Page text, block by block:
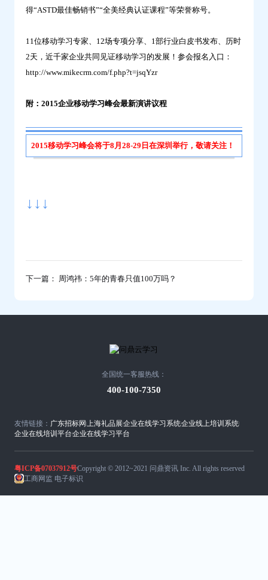
得“ASTD最佳畅销书”“全美经典认证课程”等荣誉称号。
11位移动学习专家、12场专项分享、1部行业白皮书发布、历时
2天，近千家企业共同见证移动学习的发展！参会报名入口：
http://www.mikecrm.com/f.php?t=jsqYzr
附：2015企业移动学习峰会最新演讲议程
2015移动学习峰会将于8月28-29日在深圳举行，敬请关注！
↓↓↓
下一篇： 周鸿祎：5年的青春只值100万吗？
友情链接： 广东招标网 上海礼品展企业在线学习系统企业线上培训系统
企业在线培训平台企业在线学习平台
全国统一客服热线：
400-100-7350
粤ICP备07037912号Copyright © 2012~2021 问鼎资讯 Inc. All rights reserved
工商网监 电子标识